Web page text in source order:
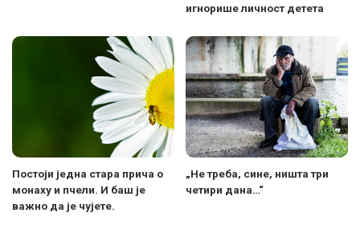
игнорише личност детета
Постоји једна стара прича о
монаху и пчели. И баш је
важно да је чујете.
„Не треба, сине, ништа три
четири дана…“